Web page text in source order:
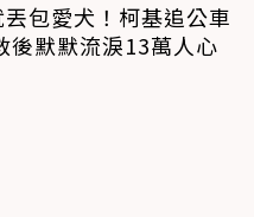
包愛犬！柯基追公車
後默默流淚13萬人心